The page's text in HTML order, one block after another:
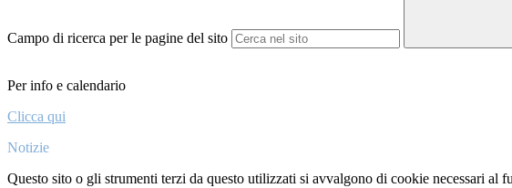
Campo di ricerca per le pagine del sito
Per info e calendario
Clicca qui
Notizie
Questo sito o gli strumenti terzi da questo utilizzati si avvalgono di cookie necessari al